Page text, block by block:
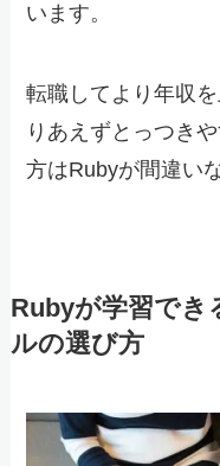
います。
転職してより年収
りあえずとっつき
方はRubyが間違い
Rubyが学習でき
ルの選び方